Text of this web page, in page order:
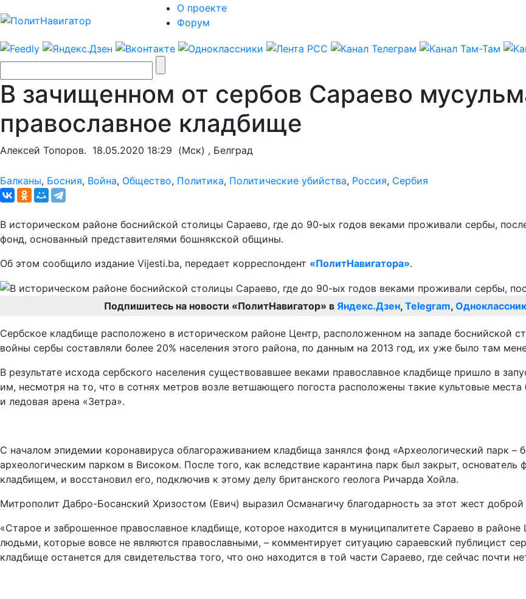
О проекте
Форум
В зачищенном от сербов Сараево
православное кладбище
Алексей Топоров. 18.05.2020 18:29 (Мск) , Белград
Балканы, Босния, Война, Общество, Политика, Политические убийства, Россия, Сербия
В историческом районе боснийской столицы Сараево, где до 90-ых годов веками проживали сербы,
фонд, основанный представителями бошнякской общины.
Об этом сообщило издание Vijesti.ba, передает корреспондент «ПолитНавигатора».
Подпишитесь на новости «ПолитНавигатор» в Яндекс.Дзен, Telegram,
Сербское кладбище расположено в историческом районе Центр, расположенном на западе боснийской
войны сербы составляли более 20% населения этого района, по данным на 2013 год, их уже было там
В результате исхода сербского населения существовавшее веками православное кладбище пришло в
им, несмотря на то, что в сотнях метров возле ветшающего погоста расположены такие культовые
и ледовая арена «Зетра».
С началом эпидемии коронавируса облагораживанием кладбища занялся фонд «Археологический парк –
археологическим парком в Високом. После того, как вследствие карантина парк был закрыт,
кладбищем, и восстановил его, подключив к этому делу британского геолога Ричарда Хойла.
Митрополит Дабро-Босанский Хризостом (Евич) выразил Османагичу благодарность за этот жест доброй
«Старое и заброшенное православное кладбище, которое находится в муниципалитете Сараево в
людьми, которые вовсе не являются православными, – комментирует ситуацию сараевский публицист
кладбище останется для свидетельства того, что оно находится в той части Сараево, где сейчас почти